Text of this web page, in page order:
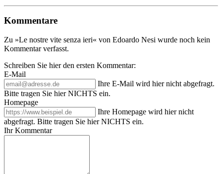
Kommentare
Zu »Le nostre vite senza ieri« von Edoardo Nesi wurde noch kein
Kommentar verfasst.
Schreiben Sie hier den ersten Kommentar:
E-Mail
Ihre E-Mail wird hier nicht abgefragt.
Bitte tragen Sie hier NICHTS ein.
Homepage
Ihre Homepage wird hier nicht
abgefragt. Bitte tragen Sie hier NICHTS ein.
Ihr Kommentar